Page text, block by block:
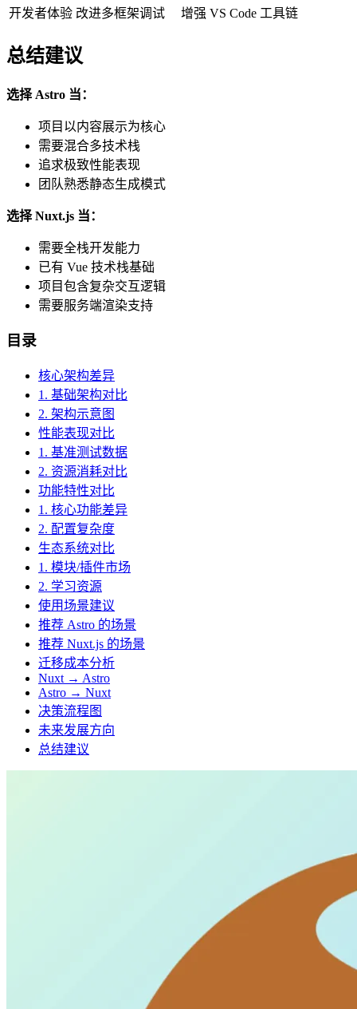
开发者体验 改进多框架调试 增强 VS Code 工具链
总结建议
选择 Astro 当：
项目以内容展示为核心
需要混合多技术栈
追求极致性能表现
团队熟悉静态生成模式
选择 Nuxt.js 当：
需要全栈开发能力
已有 Vue 技术栈基础
项目包含复杂交互逻辑
需要服务端渲染支持
目录
核心架构差异
1. 基础架构对比
2. 架构示意图
性能表现对比
1. 基准测试数据
2. 资源消耗对比
功能特性对比
1. 核心功能差异
2. 配置复杂度
生态系统对比
1. 模块/插件市场
2. 学习资源
使用场景建议
推荐 Astro 的场景
推荐 Nuxt.js 的场景
迁移成本分析
Nuxt → Astro
Astro → Nuxt
决策流程图
未来发展方向
总结建议